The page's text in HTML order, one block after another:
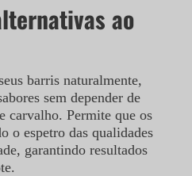
ao
barris naturalmente,
sem depender de
carvalho. Permite que os
o espetro das qualidades
garantindo resultados